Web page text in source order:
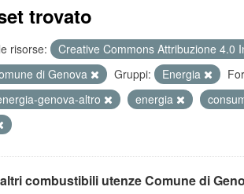
trovato
risorse: Creative Commons Attribuzione 4.0
di Genova Gruppi: Energia
genova-altro
energia
combustibili utenze Comune di